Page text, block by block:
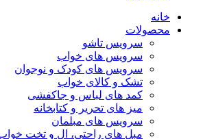
خانه
محصولات
سرویس تاشو
سرویس های خواب
سرویس های کودک و نوجوان
تشک و کالای خواب
کمد های لباس و جاکفشی
میز های تحریر و کتابخانه
سرویس های مبلمان
مبل های راحتی، ال و تخت